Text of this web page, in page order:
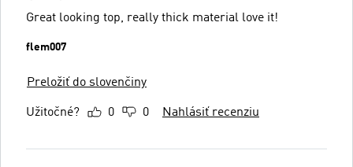
Great looking top, really thick material love it!
flem007
Preložiť do slovenčiny
Užitočné? 0 0 Nahlásiť recenziu